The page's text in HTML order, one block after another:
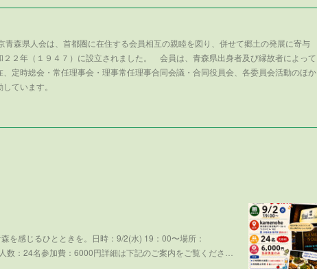
青森県人会は、首都圏に在住する会員相互の親睦を図り、併せて郷土の発展に寄与
２２年（１９４７）に設立されました。 会員は、青森県出身者及び縁故者によって
定時総会・常任理事会・理事常任理事合同会議・合同役員会、各委員会活動のほか
ています。
を感じるひとときを。日時：9/2(水) 19：00〜場所：
：24名参加費：6000円詳細は下記のご案内をご覧くださ…